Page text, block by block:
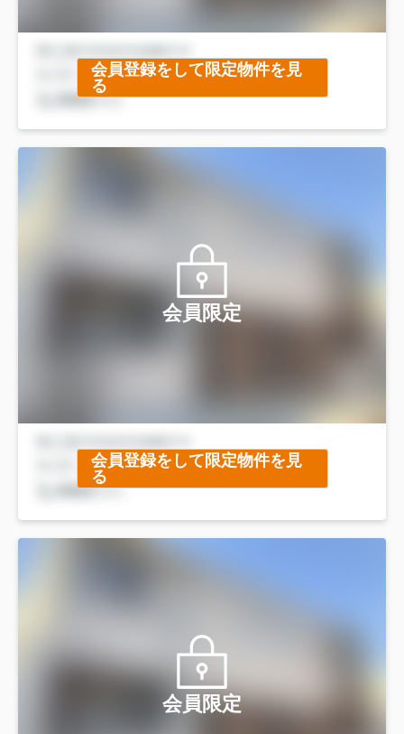
会員登録をして限定物件を見
る
会員限定
会員登録をして限定物件を見
る
会員限定